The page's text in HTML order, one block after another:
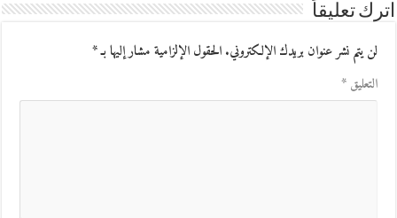
اترك تعليقاً
لن يتم نشر عنوان بريدك الإلكتروني.الحقول الإلزامية مشار إليها بـ*
التعليق*